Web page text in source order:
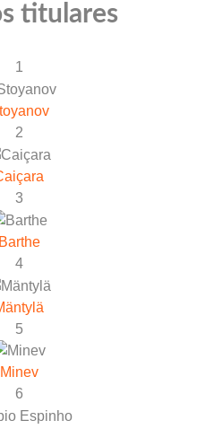
titulares
1
2
3
Barthe
4
5
Minev
6